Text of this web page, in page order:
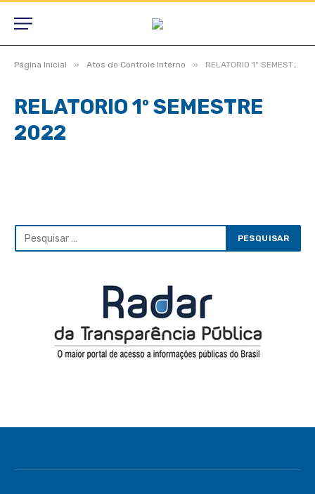
Página Inicial » Atos do Controle Interno » RELATORIO 1º SEMESTRE 2022
RELATORIO 1º SEMESTRE
2022